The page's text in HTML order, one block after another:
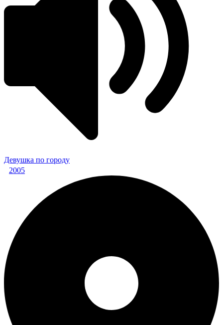
Девушка по городу
2005